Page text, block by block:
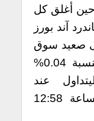
في حين أغلق كل
100 وستاندرد آند بورز
صعيد سوق
العملات، فقد تراجع اليورو بنسبة 0.04%
عند
1.14747 وذلك في تمام الساعة 12:58